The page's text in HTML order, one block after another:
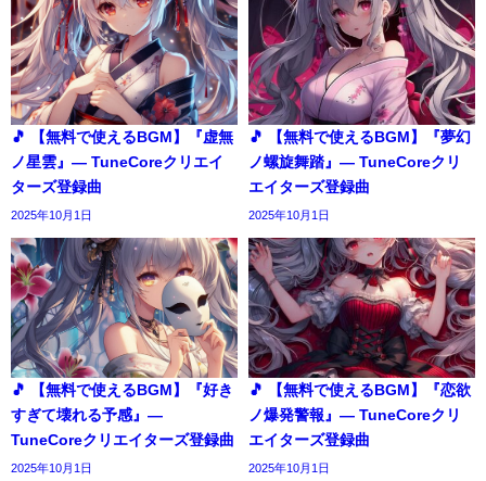
🎵 【無料で使えるBGM】『虚無
ノ星雲』― TuneCoreクリエイ
ターズ登録曲
2025年10月1日
🎵 【無料で使えるBGM】『夢幻
ノ螺旋舞踏』― TuneCoreクリ
エイターズ登録曲
2025年10月1日
🎵 【無料で使えるBGM】『好き
すぎて壊れる予感』―
TuneCoreクリエイターズ登録曲
2025年10月1日
🎵 【無料で使えるBGM】『恋欲
ノ爆発警報』― TuneCoreクリ
エイターズ登録曲
2025年10月1日